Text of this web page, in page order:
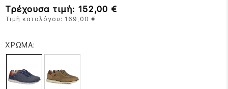
Τρέχουσα τιμή: 152,00 €
Τιμή καταλόγου: 169,00 €
ΧΡΩΜΑ: